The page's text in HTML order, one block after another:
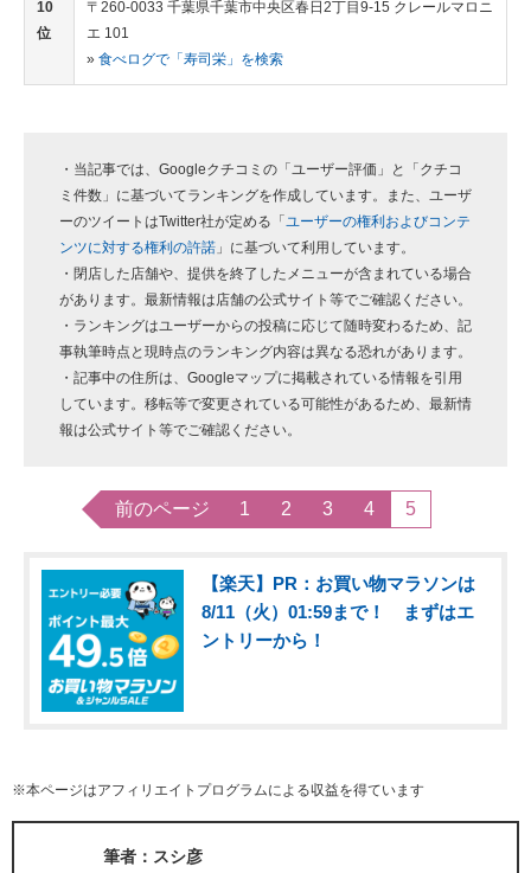
10
位
〒260-0033 千葉県千葉市中央区春日2丁目9-15 クレールマロニ
エ 101
» 食べログで「寿司栄」を検索
・当記事では、Googleクチコミの「ユーザー評価」と「クチコ
ミ件数」に基づいてランキングを作成しています。また、ユーザ
ーのツイートはTwitter社が定める「 ユーザーの権利およびコンテ
ンツに対する権利の許諾 」に基づいて利用しています。
・閉店した店舗や、提供を終了したメニューが含まれている場合
があります。最新情報は店舗の公式サイト等でご確認ください。
・ランキングはユーザーからの投稿に応じて随時変わるため、記
事執筆時点と現時点のランキング内容は異なる恐れがあります。
・記事中の住所は、Googleマップに掲載されている情報を引用
しています。移転等で変更されている可能性があるため、最新情
報は公式サイト等でご確認ください。
前のページ 1 2 3 4 5
【楽天】PR：お買い物マラソンは
8/11（火）01:59まで！ まずはエ
ントリーから！
※本ページはアフィリエイトプログラムによる収益を得ています
筆者：スシ彦